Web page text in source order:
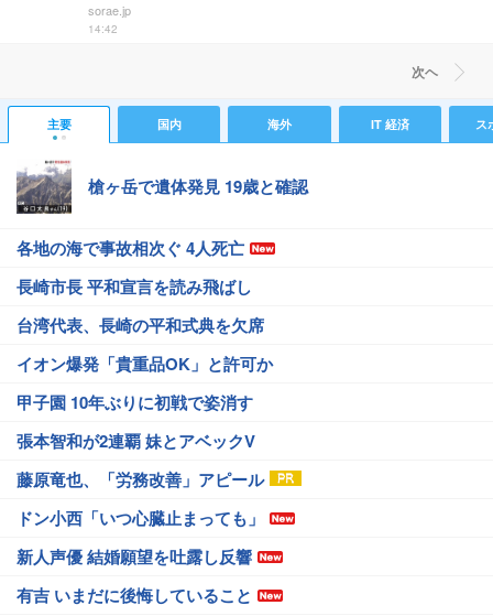
sorae.jp
14:42
次ヘ
主要 国内 海外 IT 経済 ス
槍ヶ岳で遺体発見 19歳と確認
各地の海で事故相次ぐ 4人死亡
長崎市長 平和宣言を読み飛ばし
台湾代表、長崎の平和式典を欠席
イオン爆発「貴重品OK」と許可か
甲子園 10年ぶりに初戦で姿消す
張本智和が2連覇 妹とアベックV
藤原竜也、「労務改善」アピール
ドン小西「いつ心臓止まっても」
新人声優 結婚願望を吐露し反響
有吉 いまだに後悔していること